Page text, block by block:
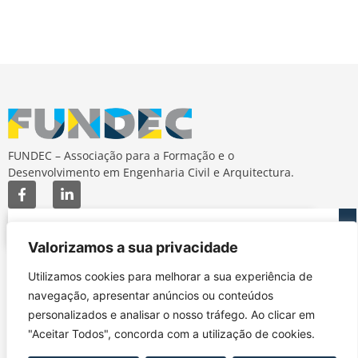
Valorizamos a sua privacidade
Utilizamos cookies para melhorar a sua experiência de
navegação, apresentar anúncios ou conteúdos
personalizados e analisar o nosso tráfego. Ao clicar em
"Aceitar Todos", concorda com a utilização de cookies.
FUNDEC – Associação para a Formação e o
Desenvolvimento em Engenharia Civil e Arquitectura.
MAPA DO SITE
Subscrever Newsletter
Contactos
Google Maps
CONTACTOS
fundec@tecnico.ulisboa.pt
FUNDEC - IST - DECivil
Av. Rovisco Pais, 1049-